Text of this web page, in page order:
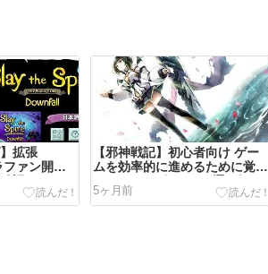
拡張
ァン開
認すべき3
の選び方
【邪神戦記】初心者向け ゲー
ムを効率的に進めるために覚え
ておきたいポイント5選を解
説！序盤の難所2-30は火属性で
攻めよう【ルルイエ少女隊】
5ヶ月前